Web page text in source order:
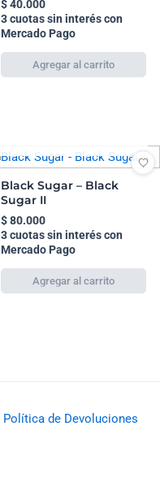
$40.000
3 cuotas sin interés con
Mercado Pago
Black Sugar – Black
Sugar II
$80.000
3 cuotas sin interés con
Mercado Pago
Política de Devoluciones